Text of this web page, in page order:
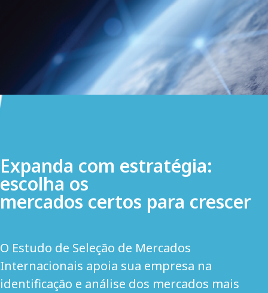
Expanda com estratégia:
escolha os
mercados certos para crescer
O Estudo de Seleção de Mercados
Internacionais apoia sua empresa na
identificação e análise dos mercados mais